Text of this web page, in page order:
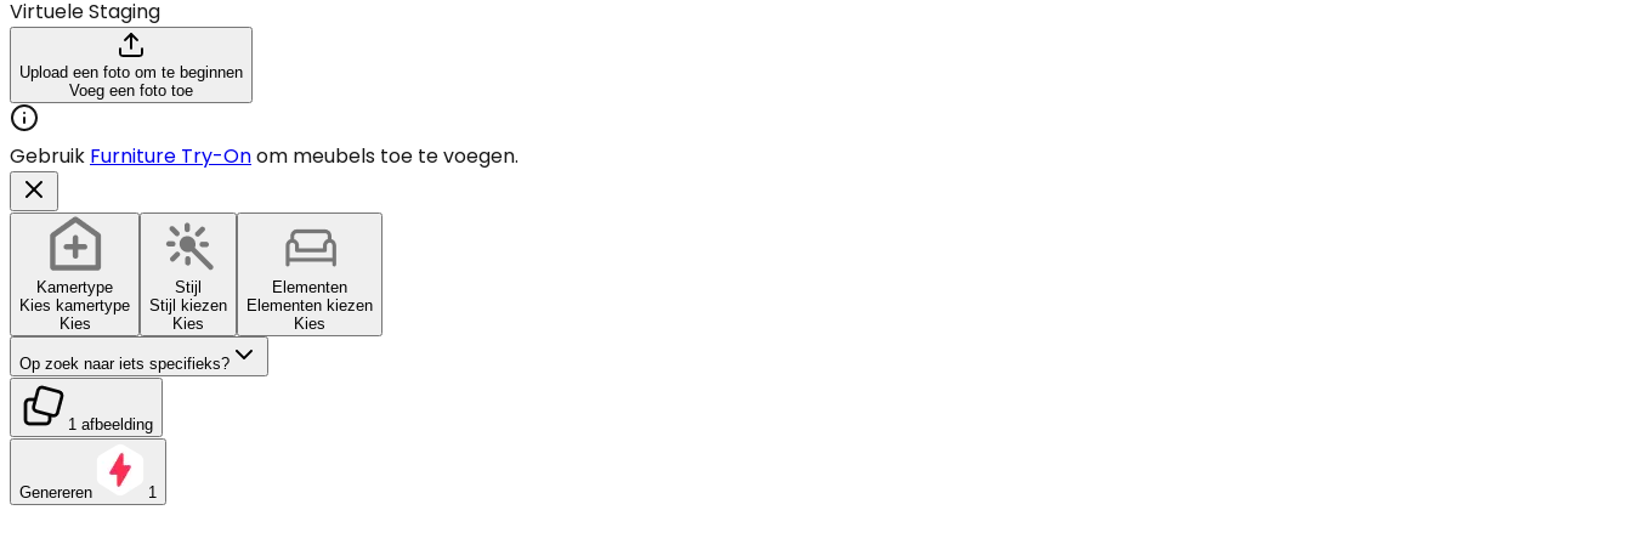
Virtuele Staging
Upload een foto om te beginnen
Voeg een foto toe
Gebruik Furniture Try-Onom meubels toe te voegen.
Kamertype
Kies kamertype
Kies
Stijl
Stijl kiezen
Kies
Elementen
Elementen kiezen
Kies
Op zoek naar iets specifieks?
1 afbeelding
Genereren 1